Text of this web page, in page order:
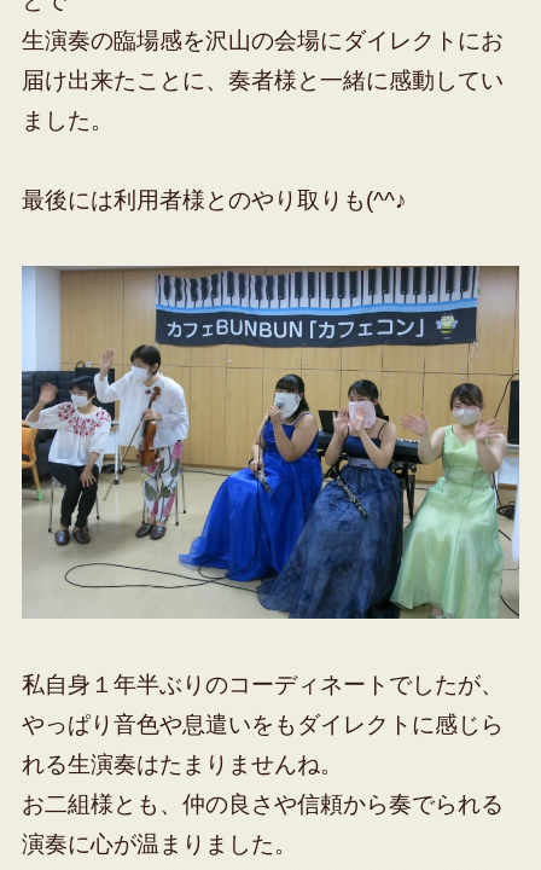
生演奏の臨場感を沢山の会場にダイレクトにお
届け出来たことに、奏者様と一緒に感動してい
ました。
最後には利用者様とのやり取りも(^^♪
私自身１年半ぶりのコーディネートでしたが、
やっぱり音色や息遣いをもダイレクトに感じら
れる生演奏はたまりませんね。
お二組様とも、仲の良さや信頼から奏でられる
演奏に心が温まりました。